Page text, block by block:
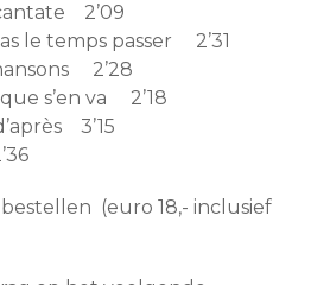
2’09
le temps passer 2’31
2’28
s’en va 2’18
3’15
(euro 18,- inclusief